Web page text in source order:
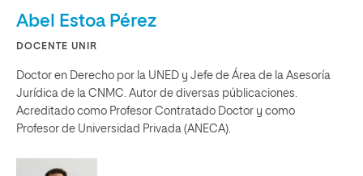
Abel Estoa Pérez
DOCENTE UNIR
Doctor en Derecho por la UNED y Jefe de Área de la Asesoría
Jurídica de la CNMC. Autor de diversas públicaciones.
Acreditado como Profesor Contratado Doctor y como
Profesor de Universidad Privada (ANECA).